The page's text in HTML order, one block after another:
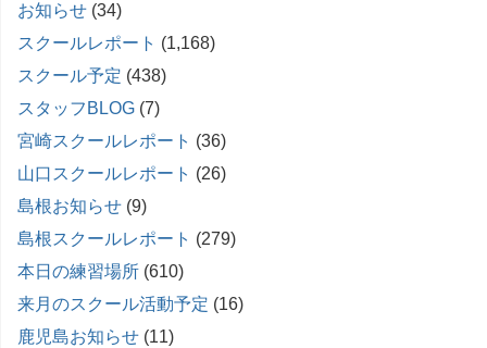
お知らせ (34)
スクールレポート (1,168)
スクール予定 (438)
スタッフBLOG (7)
宮崎スクールレポート (36)
山口スクールレポート (26)
島根お知らせ (9)
島根スクールレポート (279)
本日の練習場所 (610)
来月のスクール活動予定 (16)
鹿児島お知らせ (11)